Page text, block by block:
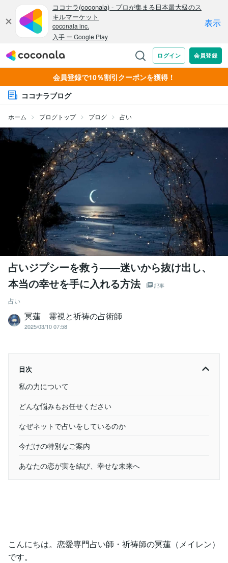
会員登録で10％割引クーポンを獲得！
ココナラブログ
ホーム ブログトップ ブログ 占い
占いジプシーを救う——迷いから抜け出し、
本当の幸せを手に入れる方法
記事
占い
冥蓮 霊視と祈祷の占術師
2025/03/10 07:58
目次
私の力について
どんな悩みもお任せください
なぜネットで占いをしているのか
今だけの特別なご案内
あなたの恋が実を結び、幸せな未来へ
こんにちは。恋愛専門占い師・祈祷師の冥蓮（メイレン）
です。